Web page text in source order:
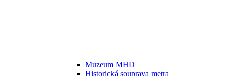
Muzeum MHD
Historická souprava metra